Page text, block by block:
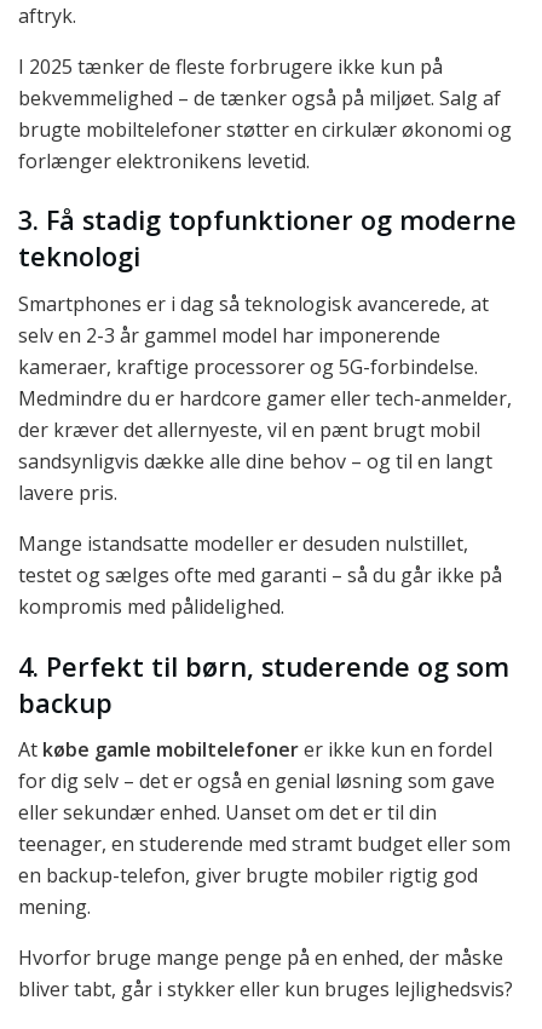
aftryk.
I 2025 tænker de fleste forbrugere ikke kun på
bekvemmelighed – de tænker også på miljøet. Salg af
brugte mobiltelefoner støtter en cirkulær økonomi og
forlænger elektronikens levetid.
3. Få stadig topfunktioner og moderne
teknologi
Smartphones er i dag så teknologisk avancerede, at
selv en 2-3 år gammel model har imponerende
kameraer, kraftige processorer og 5G-forbindelse.
Medmindre du er hardcore gamer eller tech-anmelder,
der kræver det allernyeste, vil en pænt brugt mobil
sandsynligvis dække alle dine behov – og til en langt
lavere pris.
Mange istandsatte modeller er desuden nulstillet,
testet og sælges ofte med garanti – så du går ikke på
kompromis med pålidelighed.
4. Perfekt til børn, studerende og som
backup
At købe gamle mobiltelefonerer ikke kun en fordel
for dig selv – det er også en genial løsning som gave
eller sekundær enhed. Uanset om det er til din
teenager, en studerende med stramt budget eller som
en backup-telefon, giver brugte mobiler rigtig god
mening.
Hvorfor bruge mange penge på en enhed, der måske
bliver tabt, går i stykker eller kun bruges lejlighedsvis?